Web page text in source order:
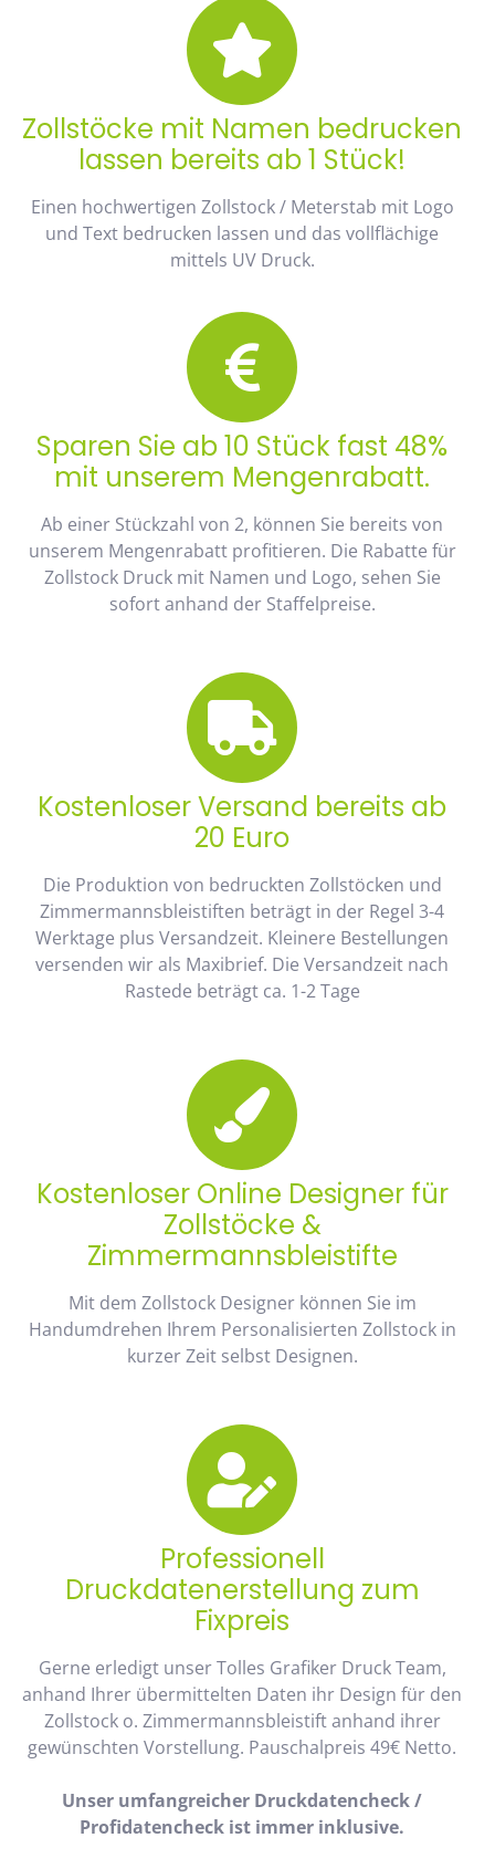
Zollstöcke mit Namen bedrucken
lassen bereits ab 1 Stück!
Einen hochwertigen Zollstock / Meterstab mit Logo
und Text bedrucken lassen und das vollflächige
mittels UV Druck.
Sparen Sie ab 10 Stück fast 48%
mit unserem Mengenrabatt.
Ab einer Stückzahl von 2, können Sie bereits von
unserem Mengenrabatt profitieren. Die Rabatte für
Zollstock Druck mit Namen und Logo, sehen Sie
sofort anhand der Staffelpreise.
Kostenloser Versand bereits ab
20 Euro
Die Produktion von bedruckten Zollstöcken und
Zimmermannsbleistiften beträgt in der Regel 3-4
Werktage plus Versandzeit. Kleinere Bestellungen
versenden wir als Maxibrief. Die Versandzeit nach
Rastede beträgt ca. 1-2 Tage
Kostenloser Online Designer für
Zollstöcke &
Zimmermannsbleistifte
Mit dem Zollstock Designer können Sie im
Handumdrehen Ihrem Personalisierten Zollstock in
kurzer Zeit selbst Designen.
Professionell
Druckdatenerstellung zum
Fixpreis
Gerne erledigt unser Tolles Grafiker Druck Team,
anhand Ihrer übermittelten Daten ihr Design für den
Zollstock o. Zimmermannsbleistift anhand ihrer
gewünschten Vorstellung. Pauschalpreis 49€ Netto.
Unser umfangreicher Druckdatencheck /
Profidatencheck ist immer inklusive.